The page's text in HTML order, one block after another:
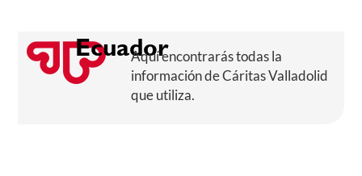
EcuadorAquí encontrarás todas la
información de Cáritas Valladolid
que utiliza.